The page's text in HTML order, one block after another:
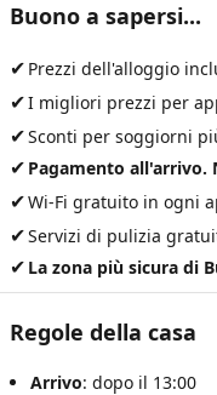
Buono a sapersi...
✔ Prezzi dell'alloggio
✔I migliori prezzi per
✔Sconti per soggiorni
✔ Pagamento all'arrivo.
✔Wi-Fi gratuito in ogni
✔Servizi di pulizia
✔ La zona più sicura di
Regole della casa
Arrivo: dopo il 13:00